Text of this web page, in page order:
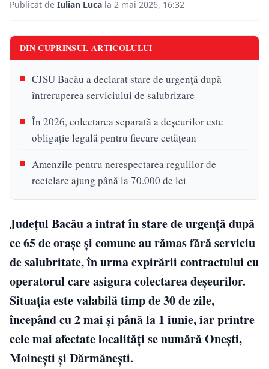
Publicat de Iulian Luca la 2 mai 2026, 16:32
DIN CUPRINSUL ARTICOLULUI
CJSU Bacău a declarat stare de urgență după
întreruperea serviciului de salubrizare
În 2026, colectarea separată a deșeurilor este
obligație legală pentru fiecare cetățean
Amenzile pentru nerespectarea regulilor de
reciclare ajung până la 70.000 de lei
Județul Bacău a intrat în stare de urgență după
ce 65 de orașe și comune au rămas fără serviciu
de salubritate, în urma expirării contractului cu
operatorul care asigura colectarea deșeurilor.
Situația este valabilă timp de 30 de zile,
începând cu 2 mai și până la 1 iunie, iar printre
cele mai afectate localități se numără Onești,
Moinești și Dărmănești.